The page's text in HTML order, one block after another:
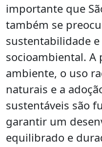
importante que
também se
sustentabilidade
socioambiental. A
ambiente, o uso
naturais e a
sustentáveis são
garantir um
equilibrado e